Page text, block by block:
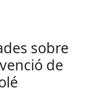
sobre
de